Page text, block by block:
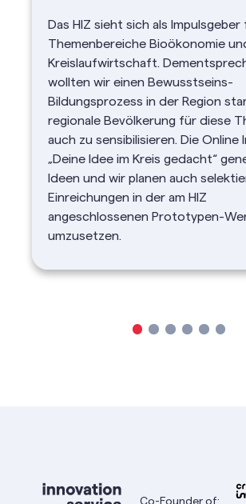
Das HIZ sieht sich als
Themenbereiche Bioökonomie
Kreislaufwirtschaft.
wollten wir einen Bewusstseins-
Bildungsprozess in der Region
regionale Bevölkerung für diese
auch zu sensibilisieren. Die Online
„Deine Idee im Kreis gedacht“
Ideen und wir planen auch
Einreichungen in der am HIZ
angeschlossenen Prototypen-
umzusetzen.
Co-Founder of: